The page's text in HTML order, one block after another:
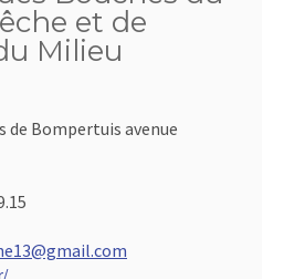
et de
Milieu
de Bompertuis avenue